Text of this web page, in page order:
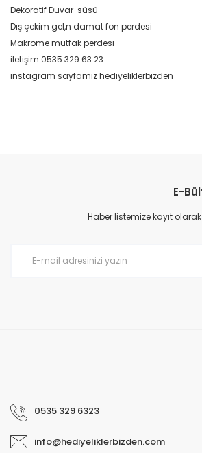
Dekoratif Duvar süsü
Dış çekim gel,n damat fon perdesi
Makrome mutfak perdesi
iletişim 0535 329 63 23
ınstagram sayfamız hediyeliklerbizden
E-
Haber listemize kayıt
0535 329 6323
info@hediyeliklerbizden.com